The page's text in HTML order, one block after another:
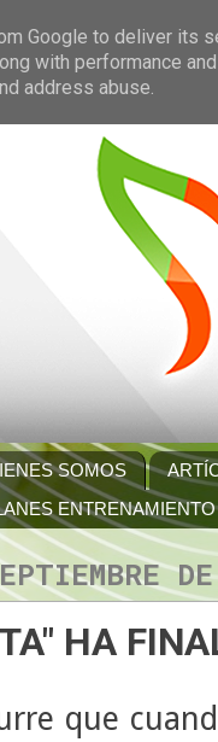
SOMOS
ENTRENAMIENTO
HA
que
Google to deliver its
with performance
address abuse.